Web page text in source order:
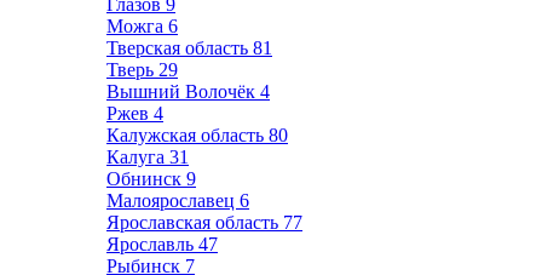
Глазов 9
Можга 6
Тверская область 81
Тверь 29
Вышний Волочёк 4
Ржев 4
Калужская область 80
Калуга 31
Обнинск 9
Малоярославец 6
Ярославская область 77
Ярославль 47
Рыбинск 7